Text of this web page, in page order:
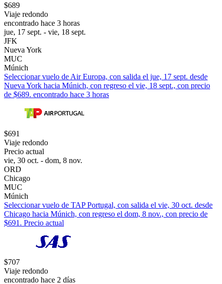
$689
Viaje redondo
encontrado hace 3 horas
jue, 17 sept. - vie, 18 sept.
JFK
Nueva York
MUC
Múnich
Seleccionar vuelo de Air Europa, con salida el jue, 17 sept. desde
Nueva York hacia Múnich, con regreso el vie, 18 sept., con precio
de $689. encontrado hace 3 horas
$691
Viaje redondo
Precio actual
vie, 30 oct. - dom, 8 nov.
ORD
Chicago
MUC
Múnich
Seleccionar vuelo de TAP Portugal, con salida el vie, 30 oct. desde
Chicago hacia Múnich, con regreso el dom, 8 nov., con precio de
$691. Precio actual
$707
Viaje redondo
encontrado hace 2 días